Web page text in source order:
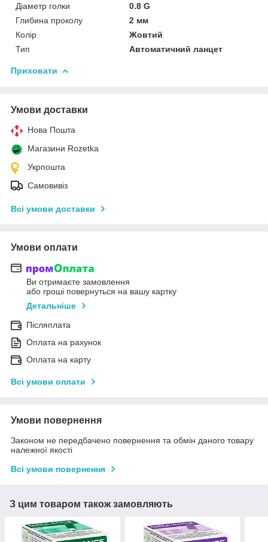
Діаметр голки
0.8 G
Глибина проколу
2 мм
Колір
Жовтий
Тип
Автоматичний ланцет
Приховати
Умови доставки
Нова Пошта
Магазини Rozetka
Укрпошта
Самовивіз
Всі умови доставки
Умови оплати
Ви отримаєте замовлення
або гроші повернуться на вашу картку
Детальніше
Післяплата
Оплата на рахунок
Оплата на карту
Всі умови оплати
Умови повернення
Законом не передбачено повернення та обмін даного товару
належної якості
Всі умови повернення
З цим товаром також замовляють